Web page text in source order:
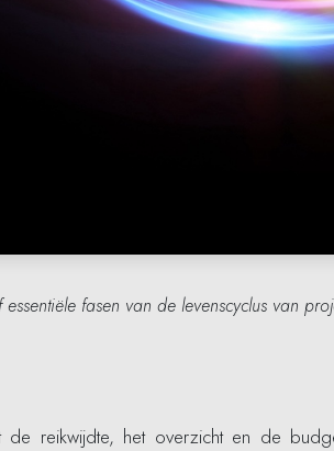
fasen van de levenscyclus van
de reikwijdte, het overzicht en de